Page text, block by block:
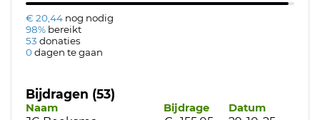
€ 20,44 nog nodig
98% bereikt
53 donaties
0dagen te gaan
Bijdragen (53)
Naam Bijdrage Datum